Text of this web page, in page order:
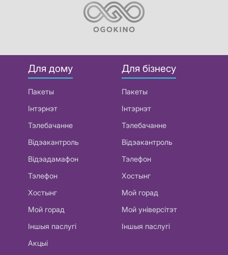
Для дому
Пакеты
Інтэрнэт
Тэлебачанне
Відэакантроль
Відэадамафон
Тэлефон
Хостынг
Мой горад
Іншыя паслугі
Акцыі
Для бізнесу
Пакеты
Інтэрнэт
Тэлебачанне
Відэакантроль
Тэлефон
Хостынг
Мой горад
Мой універсітэт
Іншыя паслугі